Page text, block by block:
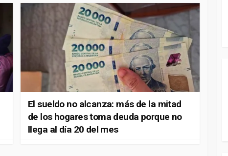
El sueldo no alcanza: más de la mitad
de los hogares toma deuda porque no
llega al día 20 del mes